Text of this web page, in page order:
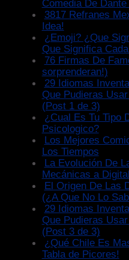
Comedia De
3817 Refranes
Idea!
¿Emoji? ¿Que
Que Significa
76 Firmas De
sorprenderan!)
29 Idiomas
Que Pudieras
(Post 1 de 3)
¿Cual Es Tu Tipo
Psicologico?
Los Mejores
Los Tiempos
La Evolución De
Mecánicas a
El Origen De Las
(¿A Que No Lo
29 Idiomas
Que Pudieras
(Post 3 de 3)
¿Qué Chile Es
Tabla de Picores!